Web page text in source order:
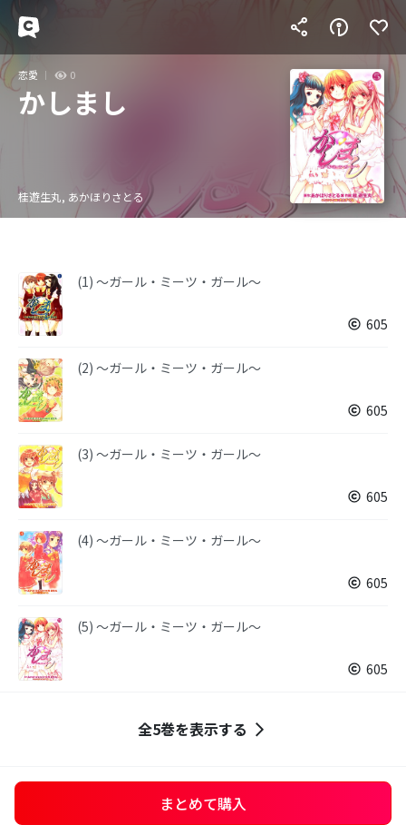
恋愛 0
かしまし
桂遊生丸, あかほりさとる
(1) 〜ガール・ミーツ・ガール〜
605
(2) 〜ガール・ミーツ・ガール〜
605
(3) 〜ガール・ミーツ・ガール〜
605
(4) 〜ガール・ミーツ・ガール〜
605
(5) ～ガール・ミーツ・ガール～
605
全5巻を表示する
まとめて購入